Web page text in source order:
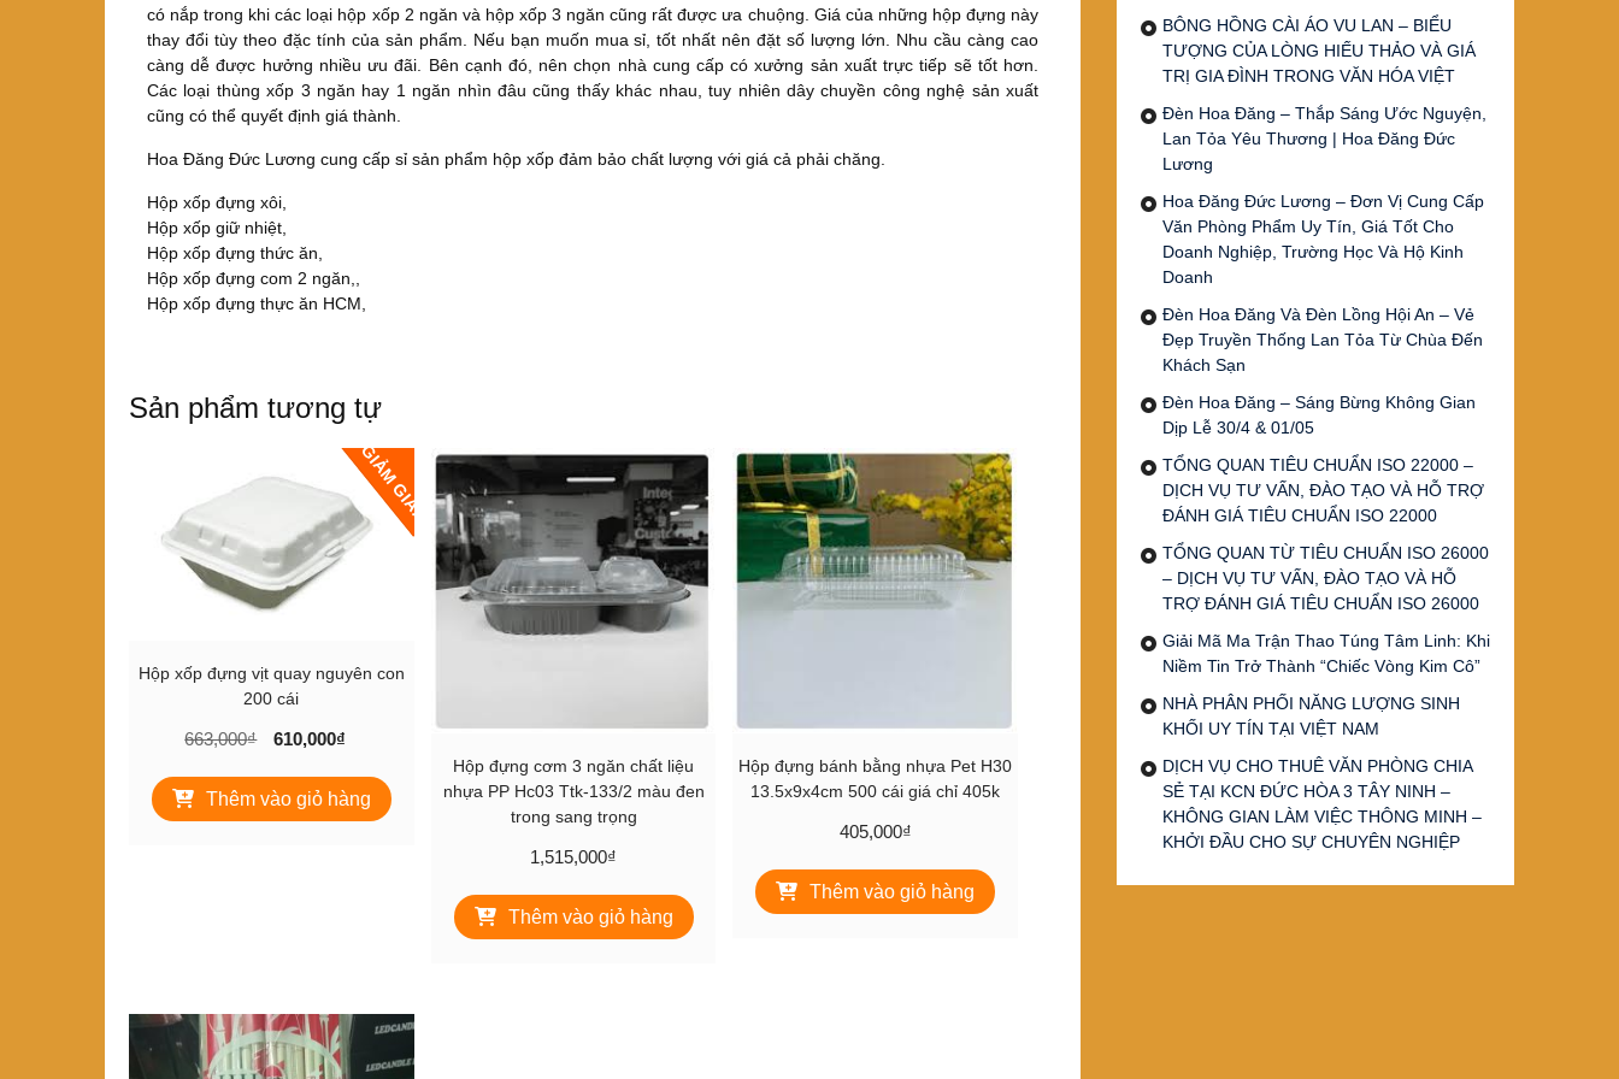
có nắp trong khi các loại hộp xốp 2 ngăn và hộp xốp 3 ngăn cũng rất được ưa chuộng. Giá của những hộp đựng này
thay đổi tùy theo đặc tính của sản phẩm. Nếu bạn muốn mua sỉ, tốt nhất nên đặt số lượng lớn. Nhu cầu càng cao
càng dễ được hưởng nhiều ưu đãi. Bên cạnh đó, nên chọn nhà cung cấp có xưởng sản xuất trực tiếp sẽ tốt hơn.
Các loại thùng xốp 3 ngăn hay 1 ngăn nhìn đâu cũng thấy khác nhau, tuy nhiên dây chuyền công nghệ sản xuất
cũng có thể quyết định giá thành.
Hoa Đăng Đức Lương cung cấp sỉ sản phẩm hộp xốp đảm bảo chất lượng với giá cả phải chăng.
Hộp xốp đựng xôi,
Hộp xốp giữ nhiệt,
Hộp xốp đựng thức ăn,
Hộp xốp đựng com 2 ngăn,,
Hộp xốp đựng thực ăn HCM,
Sản phẩm tương tự
GIẢM GIÁ!
Hộp xốp đựng vịt quay nguyên con
200 cái
663,000₫
Giá
là:
663,000₫.
610,000₫
tại
là:
Thêm vào giỏ hàng
Hộp đựng cơm 3 ngăn chất liệu
nhựa PP Hc03 Ttk-133/2 màu đen
trong sang trọng
1,515,000₫
Thêm vào giỏ hàng
Hộp đựng bánh bằng nhựa Pet H30
13.5x9x4cm 500 cái giá chỉ 405k
405,000₫
Thêm vào giỏ hàng
BÔNG HỒNG CÀI ÁO VU LAN – BIỂU
TƯỢNG CỦA LÒNG HIẾU THẢO VÀ GIÁ
TRỊ GIA ĐÌNH TRONG VĂN HÓA VIỆT
Đèn Hoa Đăng – Thắp Sáng Ước Nguyện,
Lan Tỏa Yêu Thương | Hoa Đăng Đức
Lương
Hoa Đăng Đức Lương – Đơn Vị Cung Cấp
Văn Phòng Phẩm Uy Tín, Giá Tốt Cho
Doanh Nghiệp, Trường Học Và Hộ Kinh
Doanh
Đèn Hoa Đăng Và Đèn Lồng Hội An – Vẻ
Đẹp Truyền Thống Lan Tỏa Từ Chùa Đến
Khách Sạn
Đèn Hoa Đăng – Sáng Bừng Không Gian
Dịp Lễ 30/4 & 01/05
TỔNG QUAN TIÊU CHUẨN ISO 22000 –
DỊCH VỤ TƯ VẤN, ĐÀO TẠO VÀ HỖ TRỢ
ĐÁNH GIÁ TIÊU CHUẨN ISO 22000
TỔNG QUAN TỪ TIÊU CHUẨN ISO 26000
– DỊCH VỤ TƯ VẤN, ĐÀO TẠO VÀ HỖ
TRỢ ĐÁNH GIÁ TIÊU CHUẨN ISO 26000
Giải Mã Ma Trận Thao Túng Tâm Linh: Khi
Niềm Tin Trở Thành “Chiếc Vòng Kim Cô”
NHÀ PHÂN PHỐI NĂNG LƯỢNG SINH
KHỐI UY TÍN TẠI VIỆT NAM
DỊCH VỤ CHO THUÊ VĂN PHÒNG CHIA
SẺ TẠI KCN ĐỨC HÒA 3 TÂY NINH –
KHÔNG GIAN LÀM VIỆC THÔNG MINH –
KHỞI ĐẦU CHO SỰ CHUYÊN NGHIỆP